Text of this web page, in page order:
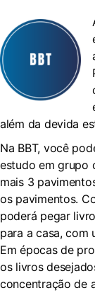
além da devida
Na BBT, você
estudo em grupo
mais 3
os pavimentos.
poderá pegar
para a casa, com
Em épocas de
os livros
concentração de